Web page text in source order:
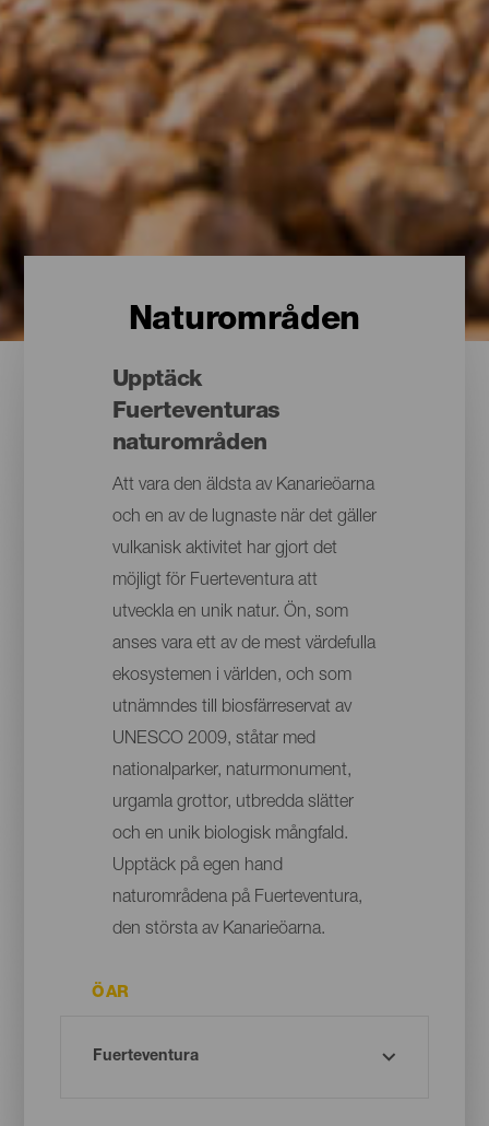
Naturområden
Upptäck
Fuerteventuras
naturområden
Att vara den äldsta av Kanarieöarna
och en av de lugnaste när det gäller
vulkanisk aktivitet har gjort det
möjligt för Fuerteventura att
utveckla en unik natur. Ön, som
anses vara ett av de mest värdefulla
ekosystemen i världen, och som
utnämndes till biosfärreservat av
UNESCO 2009, ståtar med
nationalparker, naturmonument,
urgamla grottor, utbredda slätter
och en unik biologisk mångfald.
Upptäck på egen hand
naturområdena på Fuerteventura,
den största av Kanarieöarna.
ÖAR